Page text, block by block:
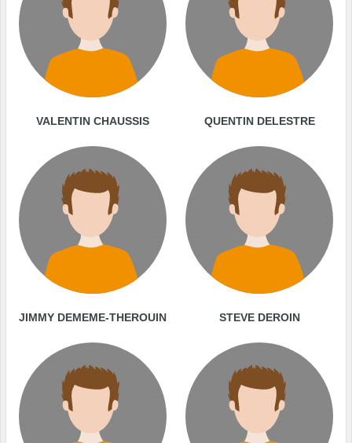
VALENTIN CHAUSSIS QUENTIN DELESTRE
JIMMY DEMEME-THEROUIN STEVE DEROIN